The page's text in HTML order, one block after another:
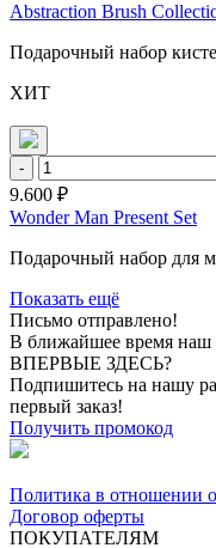
Abstraction Brush
Подарочный набор
ХИТ
-
9.600 ₽
Wonder Man Present Set
Подарочный набор для
Показать ещё
Письмо отправлено!
В ближайшее время наш
ВПЕРВЫЕ ЗДЕСЬ?
Подпишитесь на нашу
первый заказ!
Получить промокод
Политика в отношении
Договор оферты
ПОКУПАТЕЛЯМ